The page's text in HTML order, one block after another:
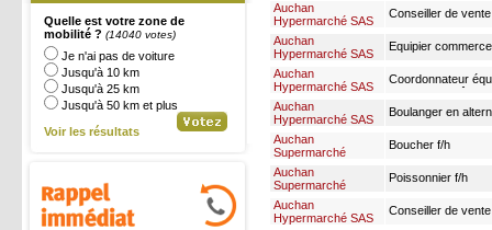
Quelle est votre zone de
mobilité ? (14040 votes)
Je n'ai pas de voiture
Jusqu'à 10 km
Jusqu'à 25 km
Jusqu'à 50 km et plus
Voir les résultats
Auchan
Hypermarché SAS
Conseiller de
Auchan
Hypermarché SAS
Equipier
Auchan
Hypermarché SAS
Coordonnateur
boulangerie/
Auchan
Hypermarché SAS
Boulanger en
Auchan
Supermarché
Boucher f/h
Auchan
Supermarché
Poissonnier f/h
Auchan
Hypermarché SAS
Conseiller de